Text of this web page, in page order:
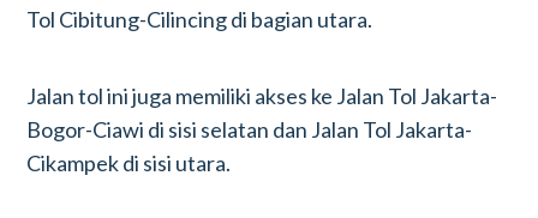
Tol Cibitung-Cilincing di bagian utara.
Jalan tol ini juga memiliki akses ke Jalan Tol Jakarta-
Bogor-Ciawi di sisi selatan dan Jalan Tol Jakarta-
Cikampek di sisi utara.